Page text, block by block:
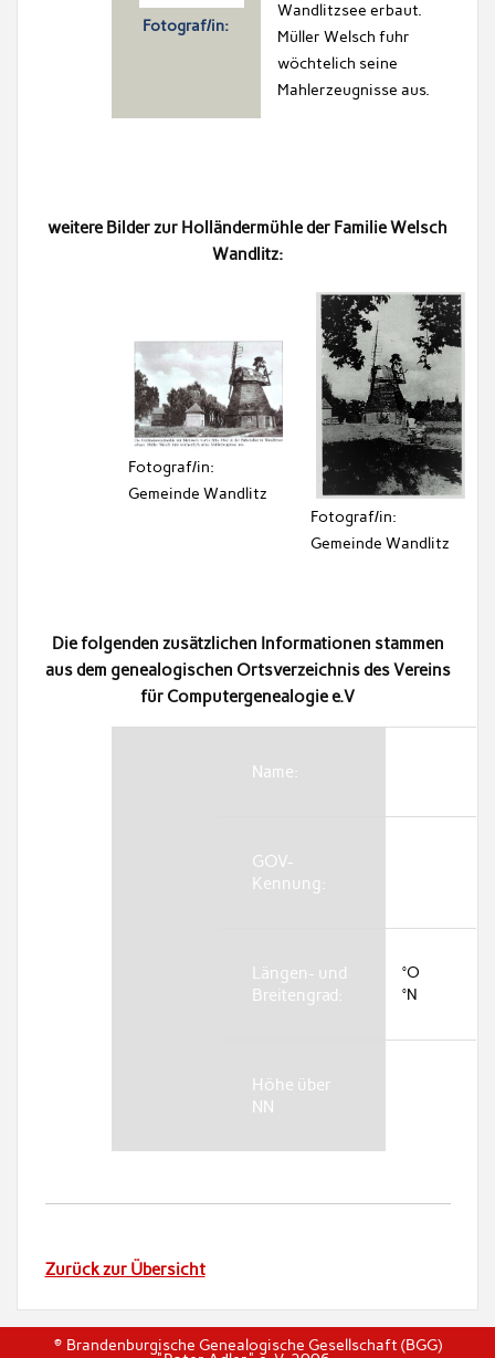
Fotograf/in:
Wandlitzsee erbaut.
Müller Welsch fuhr
wöchtelich seine
Mahlerzeugnisse aus.
weitere Bilder zur Holländermühle der Familie Welsch
Wandlitz:
Fotograf/in:
Gemeinde Wandlitz
Fotograf/in:
Gemeinde Wandlitz
Die folgenden zusätzlichen Informationen stammen
aus dem genealogischen Ortsverzeichnis des Vereins
für Computergenealogie e.V
Name:
GOV-
Kennung:
Längen- und
Breitengrad:
°O
°N
Höhe über
NN
Zurück zur Übersicht
© Brandenburgische Genealogische Gesellschaft (BGG)